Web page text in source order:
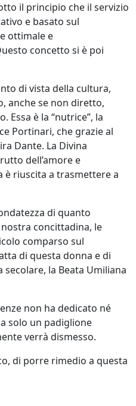
il principio che il servizio
e basato sul
ottimale e
concetto si è poi
di vista della cultura,
anche se non diretto,
Essa è la “nutrice”, la
Portinari, che grazie al
Dante. La Divina
dell’amore e
è riuscita a trasmettere a
di quanto
concittadina, le
comparso sul
di questa donna e di
secolare, la Beata Umiliana
non ha dedicato né
solo un padiglione
verrà dismesso.
di porre rimedio a questa